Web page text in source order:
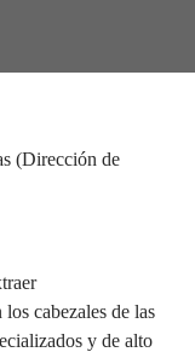
(Dirección de
cabezales de las
y de alto